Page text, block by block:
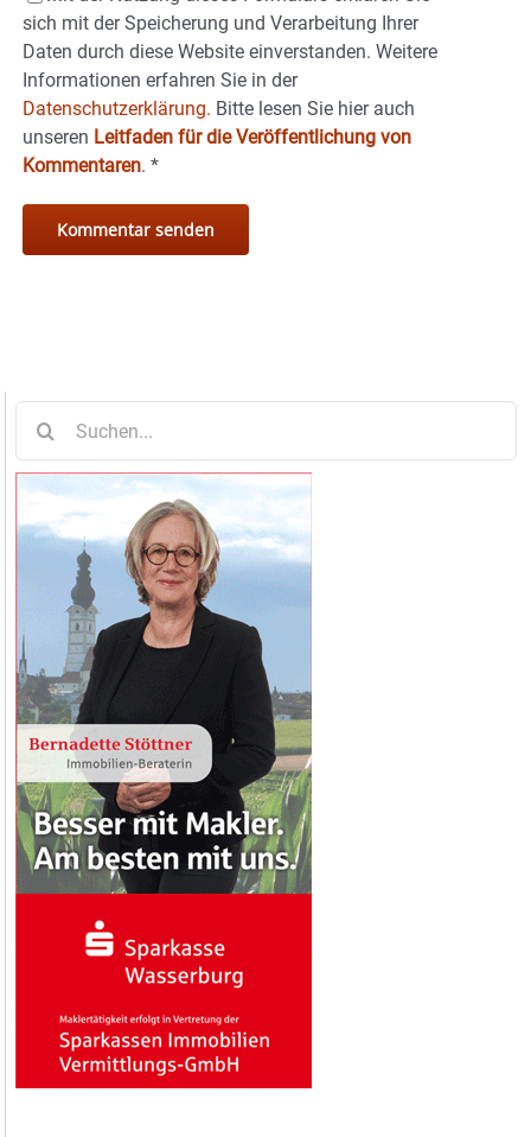
sich mit der Speicherung und Verarbeitung Ihrer
Daten durch diese Website einverstanden. Weitere
Informationen erfahren Sie in der
Datenschutzerklärung. Bitte lesen Sie hier auch
unseren Leitfaden für die Veröffentlichung von
Kommentaren. *
nach: